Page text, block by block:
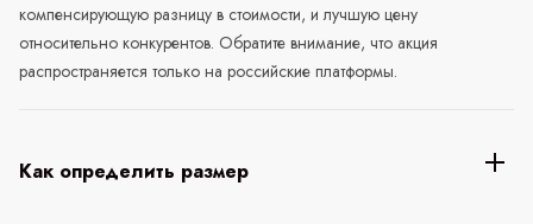
компенсирующую разницу в стоимости, и лучшую цену
относительно конкурентов. Обратите внимание, что акция
распространяется только на российские платформы.
Как определить размер